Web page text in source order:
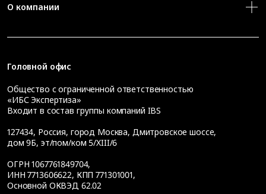
О компании
Головной офис
Общество с ограниченной ответственностью
«ИБС Экспертиза»
Входит в состав группы компаний IBS
127434, Россия, город Москва, Дмитровское шоссе,
дом 9Б, эт/пом/ком 5/XIII/6
ОГРН 1067761849704,
ИНН 7713606622, КПП 771301001,
Основной ОКВЭД 62.02